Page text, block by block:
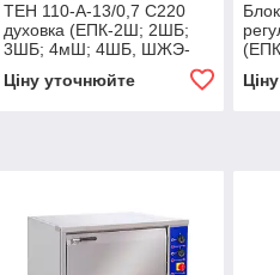
ТЕН 110-А-13/0,7 С220
духовка (ЕПК-2Ш; 2ШБ;
3ШБ; 4мШ; 4ШБ, ШЖЭ-
Ціну уточнюйте